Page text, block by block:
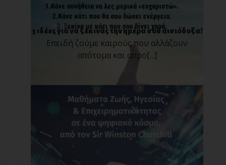
3 ιδέες για να ξεκινάς την ημέρα σου αισιόδοξα!
Επειδή ζούμε καιρούς που αλλάζουν
απότομα και απρο[...]